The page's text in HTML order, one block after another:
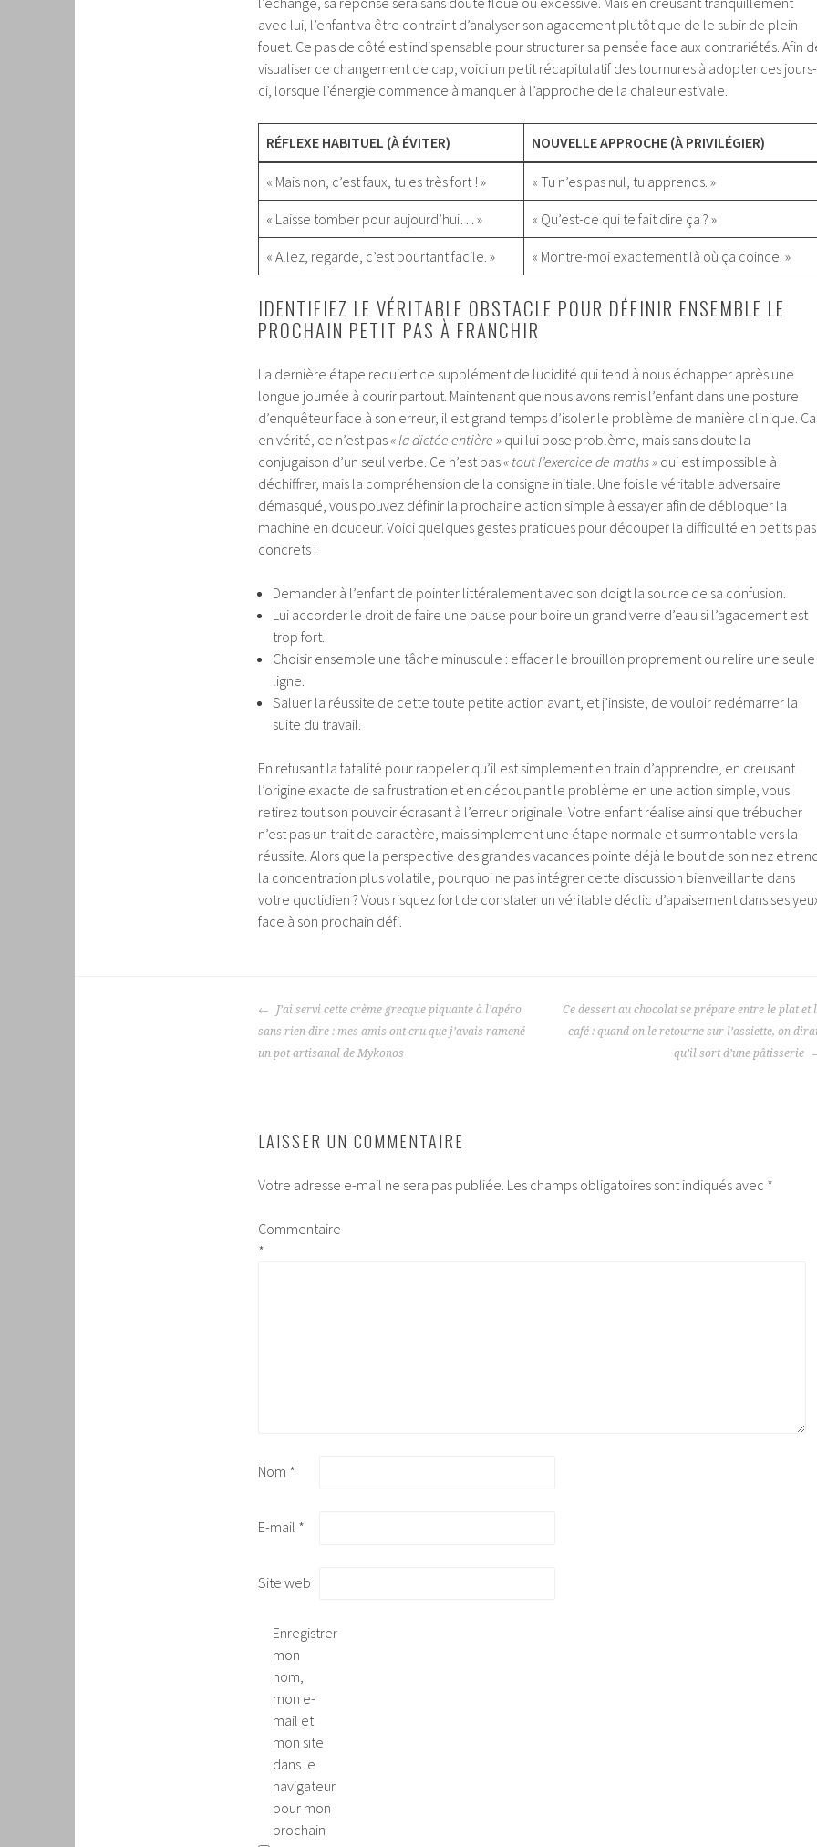
avec lui, l’enfant va être contraint d’analyser son agacement plutôt que de le subir de plein
fouet. Ce pas de côté est indispensable pour structurer sa pensée face aux contrariétés. Afin
visualiser ce changement de cap, voici un petit récapitulatif des tournures à adopter ces jours-
ci, lorsque l’énergie commence à manquer à l’approche de la chaleur estivale.
RÉFLEXE HABITUEL (À ÉVITER) NOUVELLE APPROCHE (À PRIVILÉGIER)
« Mais non, c’est faux, tu es très fort ! » « Tu n’es pas nul, tu apprends. »
« Laisse tomber pour aujourd’hui… » « Qu’est-ce qui te fait dire ça ? »
« Allez, regarde, c’est pourtant facile. » « Montre-moi exactement là où ça coince. »
IDENTIFIEZ LE VÉRITABLE OBSTACLE POUR DÉFINIR ENSEMBLE LE
PROCHAIN PETIT PAS À FRANCHIR
La dernière étape requiert ce supplément de lucidité qui tend à nous échapper après une
longue journée à courir partout. Maintenant que nous avons remis l’enfant dans une posture
d’enquêteur face à son erreur, il est grand temps d’isoler le problème de manière clinique.
en vérité, ce n’est pas« la dictée entière » qui lui pose problème, mais sans doute la
conjugaison d’un seul verbe. Ce n’est pas« tout l’exercice de maths » qui est impossible à
déchiffrer, mais la compréhension de la consigne initiale. Une fois le véritable adversaire
démasqué, vous pouvez définir la prochaine action simple à essayer afin de débloquer la
machine en douceur. Voici quelques gestes pratiques pour découper la difficulté en petits pas
concrets :
Demander à l’enfant de pointer littéralement avec son doigt la source de sa confusion.
Lui accorder le droit de faire une pause pour boire un grand verre d’eau si l’agacement est
trop fort.
Choisir ensemble une tâche minuscule : effacer le brouillon proprement ou relire une seule
ligne.
Saluer la réussite de cette toute petite action avant, et j’insiste, de vouloir redémarrer la
suite du travail.
En refusant la fatalité pour rappeler qu’il est simplement en train d’apprendre, en creusant
l’origine exacte de sa frustration et en découpant le problème en une action simple, vous
retirez tout son pouvoir écrasant à l’erreur originale. Votre enfant réalise ainsi que trébucher
n’est pas un trait de caractère, mais simplement une étape normale et surmontable vers la
réussite. Alors que la perspective des grandes vacances pointe déjà le bout de son nez et
la concentration plus volatile, pourquoi ne pas intégrer cette discussion bienveillante dans
votre quotidien ? Vous risquez fort de constater un véritable déclic d’apaisement dans ses
face à son prochain défi.
NAVIGATION
DES
ARTICLES
J’ai servi cette crème grecque piquante à l’apéro
sans rien dire : mes amis ont cru que j’avais ramené
un pot artisanal de Mykonos
Ce dessert au chocolat se prépare entre le plat et
café : quand on le retourne sur l’assiette, on
qu’il sort d’une pâtisserie
LAISSER UN COMMENTAIRE
Votre adresse e-mail ne sera pas publiée. Les champs obligatoires sont indiqués avec *
Commentaire
*
Nom *
E-mail *
Site web
Enregistrer
mon
nom,
mon e-
mail et
mon site
dans le
navigateur
pour mon
prochain